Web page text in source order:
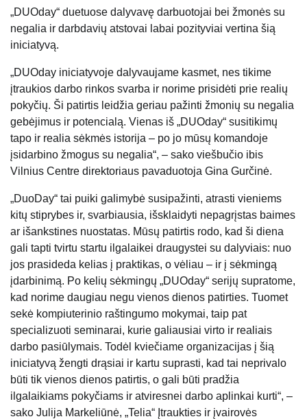
„DUOday“ duetuose dalyvavę darbuotojai bei žmonės su
negalia ir darbdavių atstovai labai pozityviai vertina šią
iniciatyvą.
„DUOday iniciatyvoje dalyvaujame kasmet, nes tikime
įtraukios darbo rinkos svarba ir norime prisidėti prie realių
pokyčių. Ši patirtis leidžia geriau pažinti žmonių su negalia
gebėjimus ir potencialą. Vienas iš „DUOday“ susitikimų
tapo ir realia sėkmės istorija – po jo mūsų komandoje
įsidarbino žmogus su negalia“, – sako viešbučio ibis
Vilnius Centre direktoriaus pavaduotoja Gina Gurčinė.
„DuoDay“ tai puiki galimybė susipažinti, atrasti vieniems
kitų stiprybes ir, svarbiausia, išsklaidyti nepagrįstas baimes
ar išankstines nuostatas. Mūsų patirtis rodo, kad ši diena
gali tapti tvirtu startu ilgalaikei draugystei su dalyviais: nuo
jos prasideda kelias į praktikas, o vėliau – ir į sėkmingą
įdarbinimą. Po kelių sėkmingų „DUOday“ serijų supratome,
kad norime daugiau negu vienos dienos patirties. Tuomet
sekė kompiuterinio raštingumo mokymai, taip pat
specializuoti seminarai, kurie galiausiai virto ir realiais
darbo pasiūlymais. Todėl kviečiame organizacijas į šią
iniciatyvą žengti drąsiai ir kartu suprasti, kad tai neprivalo
būti tik vienos dienos patirtis, o gali būti pradžia
ilgalaikiams pokyčiams ir atviresnei darbo aplinkai kurti“, –
sako Julija Markeliūnė, „Telia“ Įtraukties ir įvairovės